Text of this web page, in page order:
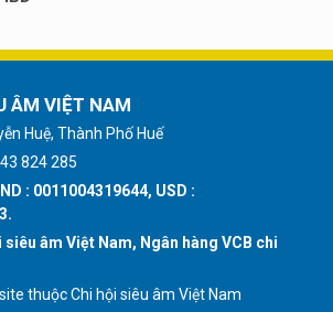
ÂM VIỆT NAM
Huệ, Thành Phố Huế
824 285
: 0011004319644, USD :
siêu âm Việt Nam, Ngân hàng VCB chi
thuộc Chi hội siêu âm Việt Nam